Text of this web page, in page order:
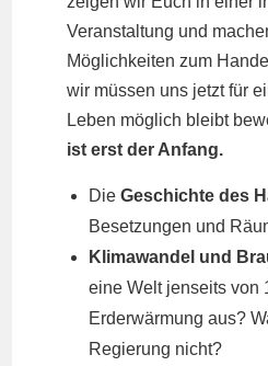
Veranstaltung und
Möglichkeiten zum
wir müssen uns jetzt für
Leben möglich bleibt
ist erst der Anfang.
DieGeschichte des
Besetzungen und
Klimawandel und
eine Welt jenseits von
Erderwärmung aus?
Regierung nicht?